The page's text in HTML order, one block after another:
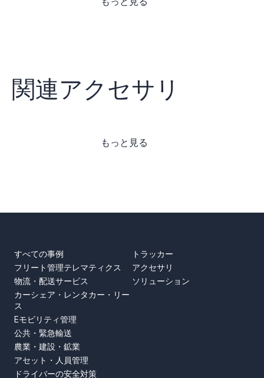
関連アクセサリ
もっと見る
すべての事例
フリート管理テレマティクス
物流・配送サービス
カーシェア・レンタカー・リー
ス
Eモビリティ管理
公共・緊急輸送
農業・建設・鉱業
アセット・人員管理
ドライバーの安全対策
トラッカー
アクセサリ
ソリューション